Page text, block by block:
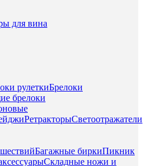
для вина
рулеткиБрелоки
брелоки
РетракторыСветоотражатели
Багажные биркиПикник
Складные ножи и